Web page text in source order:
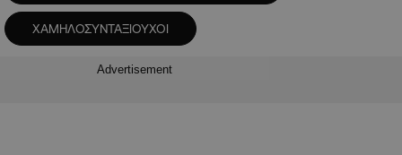
ΧΑΜΗΛΟΣΥΝΤΑΞΙΟΥΧΟΙ
Advertisement